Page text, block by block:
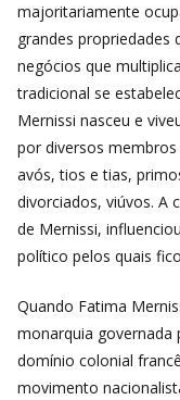
majoritariamente
grandes propriedades
negócios que
tradicional se
Mernissi nasceu e
por diversos
avós, tios e tias,
divorciados, viúvos. A
de Mernissi,
político pelos quais
Quando Fatima
monarquia governada
domínio colonial
movimento